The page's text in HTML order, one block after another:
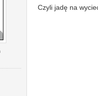
Czyli jadę na